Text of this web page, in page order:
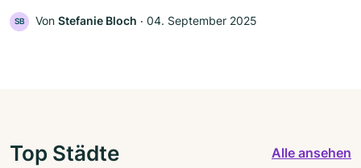
SB Von Stefanie Bloch ‧ 04. September 2025
Top Städte Alle ansehen